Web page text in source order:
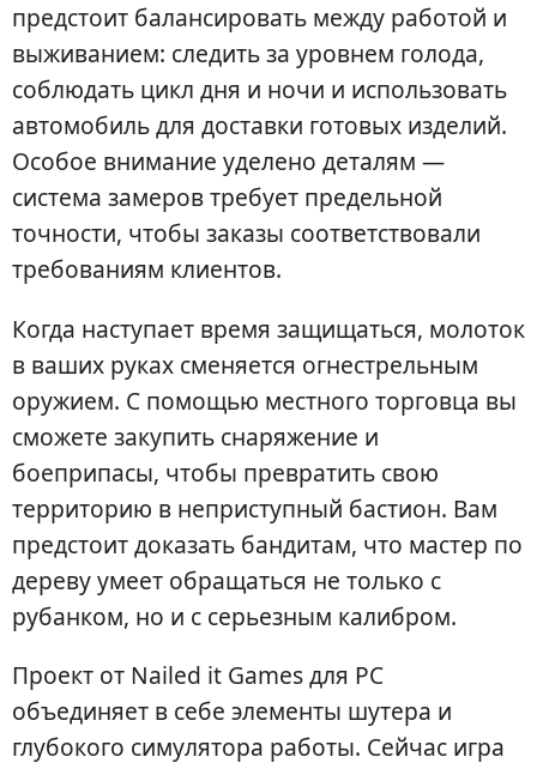
предстоит балансировать между работой и
выживанием: следить за уровнем голода,
соблюдать цикл дня и ночи и использовать
автомобиль для доставки готовых изделий.
Особое внимание уделено деталям —
система замеров требует предельной
точности, чтобы заказы соответствовали
требованиям клиентов.
Когда наступает время защищаться, молоток
в ваших руках сменяется огнестрельным
оружием. С помощью местного торговца вы
сможете закупить снаряжение и
боеприпасы, чтобы превратить свою
территорию в неприступный бастион. Вам
предстоит доказать бандитам, что мастер по
дереву умеет обращаться не только с
рубанком, но и с серьезным калибром.
Проект от Nailed it Games для PC
объединяет в себе элементы шутера и
глубокого симулятора работы. Сейчас игра